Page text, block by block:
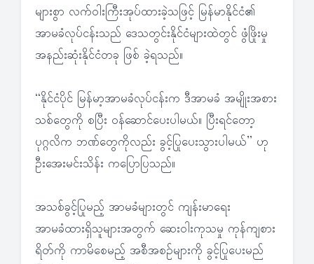
များစွာ လက်ဝါးကြီးအုပ်ထားခဲ့သဖြင့် မြန်မာနိုင်ငံ၏
အာမခံလုပ်ငန်းသည် ဒေသတွင်းနိုင်ငံများထဲတွင် ဖွံဖြိုးမှု
အနည်းဆုံးနိုင်ငံတခု ဖြစ် ခဲ့ရသည်။
“နိုင်ငံပိုင် မြန်မာ့အာမခံလုပ်ငန်းက ဒီအာမခံ အမျိုးအစား
သစ်တွေကို စပြီး ဝန်ဆောင်ပေးပါမယ်။ ပြီးရင်တော့
ပုဂ္ဂလိက ဘဏ်တွေကိုလည်း ခွင့်ပြုပေးသွားပါမယ်” ဟု
ဦးအေးမင်းသိန်း ကပြောပြသည်။
အသစ်ခွင့်ပြုမည့် အာမခံများတွင် ကျန်းမာရေး
အာမခံထားရှိသူများအတွက် ဆေးဝါးကုသမှု ကုန်ကျစား
ရိတ်ကို ကာမိစေမည့် အစီအစဉ်များကို ခွင့်ပြုပေးမည်